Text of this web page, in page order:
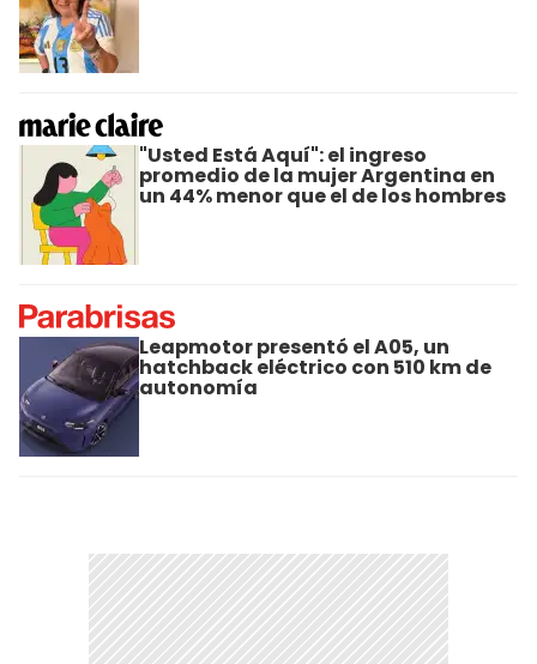
"Usted Está Aquí": el ingreso
promedio de la mujer Argentina en
un 44% menor que el de los hombres
Leapmotor presentó el A05, un
hatchback eléctrico con 510 km de
autonomía